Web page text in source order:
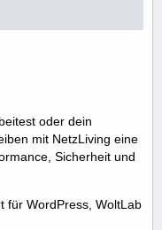
oder dein
mit NetzLiving eine
Sicherheit und
für WordPress, WoltLab